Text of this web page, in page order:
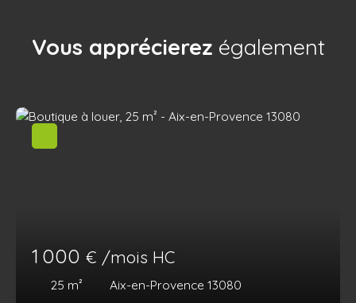
Vous apprécierez également
1 000 € /mois HC
25 m² Aix-en-Provence 13080